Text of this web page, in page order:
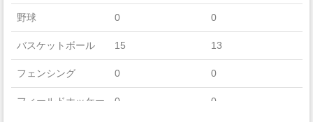
野球 0 0
バスケットボール 15 13
フェンシング 0 0
フィールドホッケー 0 0